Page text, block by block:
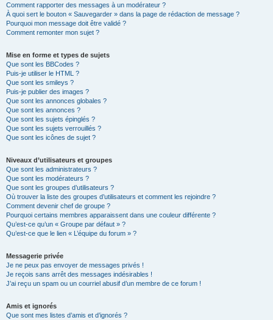
Comment rapporter des messages à un modérateur ?
À quoi sert le bouton « Sauvegarder » dans la page de rédaction de message ?
Pourquoi mon message doit être validé ?
Comment remonter mon sujet ?
Mise en forme et types de sujets
Que sont les BBCodes ?
Puis-je utiliser le HTML ?
Que sont les smileys ?
Puis-je publier des images ?
Que sont les annonces globales ?
Que sont les annonces ?
Que sont les sujets épinglés ?
Que sont les sujets verrouillés ?
Que sont les icônes de sujet ?
Niveaux d’utilisateurs et groupes
Que sont les administrateurs ?
Que sont les modérateurs ?
Que sont les groupes d’utilisateurs ?
Où trouver la liste des groupes d’utilisateurs et comment les rejoindre ?
Comment devenir chef de groupe ?
Pourquoi certains membres apparaissent dans une couleur différente ?
Qu’est-ce qu’un « Groupe par défaut » ?
Qu’est-ce que le lien « L’équipe du forum » ?
Messagerie privée
Je ne peux pas envoyer de messages privés !
Je reçois sans arrêt des messages indésirables !
J’ai reçu un spam ou un courriel abusif d’un membre de ce forum !
Amis et ignorés
Que sont mes listes d’amis et d’ignorés ?